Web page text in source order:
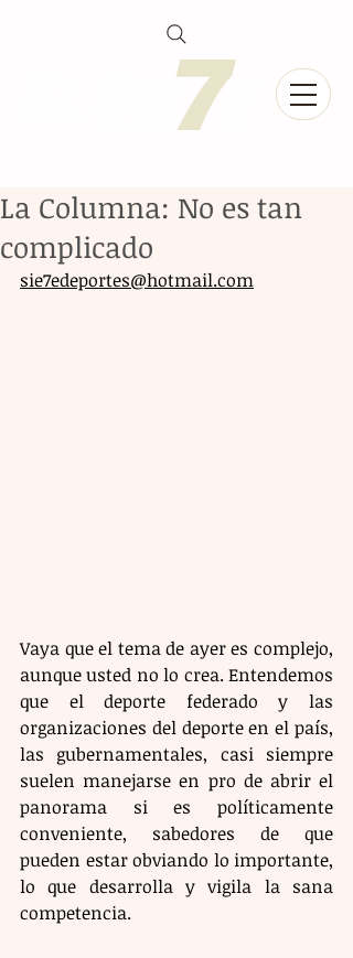
La Columna: No es tan
complicado
sie7edeportes@hotmail.com
Vaya que el tema de ayer es complejo,
aunque usted no lo crea. Entendemos
que el deporte federado y las
organizaciones del deporte en el país,
las gubernamentales, casi siempre
suelen manejarse en pro de abrir el
panorama si es políticamente
conveniente, sabedores de que
pueden estar obviando lo importante,
lo que desarrolla y vigila la sana
competencia.